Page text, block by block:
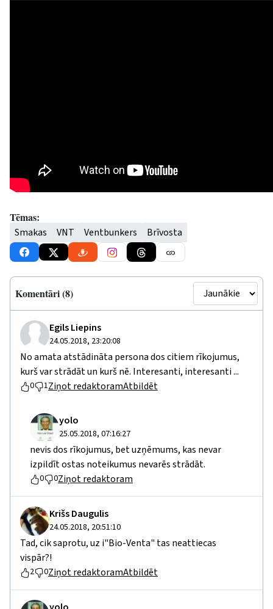
Tēmas:
Smakas VNT Ventbunkers Brīvosta
Komentāri (8)
Egils Liepins
24.05.2018, 23:20:08
No amata atstādināta persona dos citiem rīkojumus,
kurš var strādāt un kurš nē. Interesanti, interesanti ...
0 1Ziņot redaktoramAtbildēt
yolo
25.05.2018, 07:16:27
nevis dos rīkojumus, bet uzņēmums, kas nevar
izpildīt ostas noteikumus nevarēs strādāt.
0 0Ziņot redaktoram
Krišs Daugulis
24.05.2018, 20:51:10
Tad, cik saprotu, uz i"Bio-Venta" tas neattiecas
vispār?!
2 0Ziņot redaktoramAtbildēt